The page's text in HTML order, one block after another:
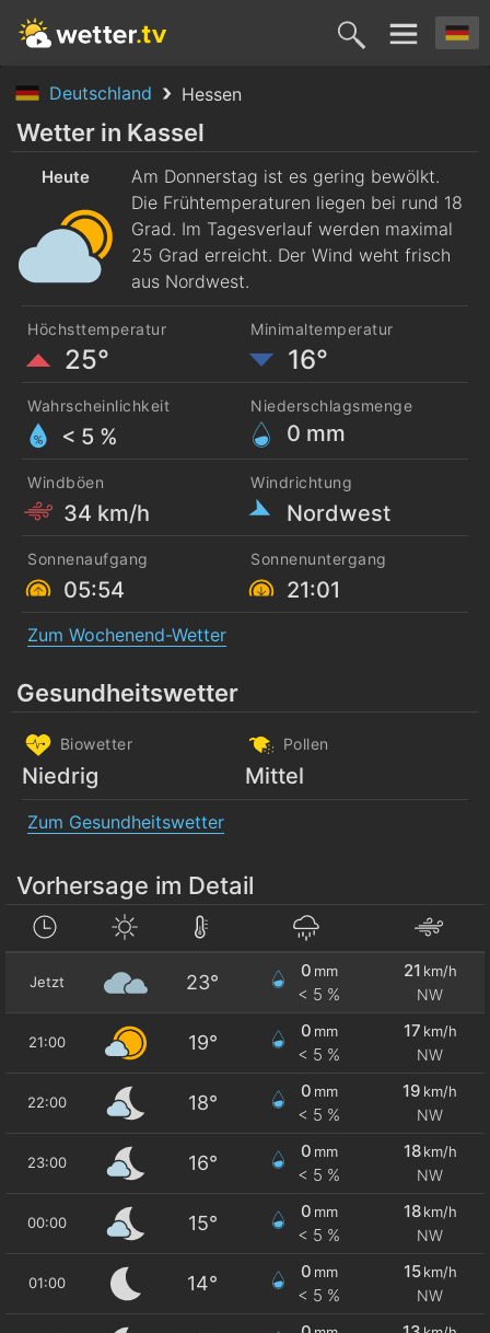
Deutschland Hessen
Heute
6. Aug.
Morgen
7. Aug. 8. Aug. 9. Aug. 10.
Wetter in Kassel
Heute
Am Donnerstag ist es gering bewölkt.
Die Frühtemperaturen liegen bei rund 18
Grad. Im Tagesverlauf werden maximal
25 Grad erreicht. Der Wind weht frisch
aus Nordwest.
Höchsttemperatur
25°
Minimaltemperatur
16°
Wahrscheinlichkeit
< 5 %
Niederschlagsmenge
0 mm
Windböen
34 km/h
Windrichtung
Nordwest
Sonnenaufgang
05:54
Sonnenuntergang
21:01
Zum Wochenend-Wetter
Gesundheitswetter
Biowetter
Niedrig
Pollen
Mittel
Zum Gesundheitswetter
Vorhersage im Detail
Jetzt 23°
0 mm
< 5 %
21 km/h
NW
21:00 19°
0 mm
< 5 %
17 km/h
NW
22:00 18°
0 mm
< 5 %
19 km/h
NW
23:00 16°
0 mm
< 5 %
18 km/h
NW
00:00 15°
0 mm
< 5 %
18 km/h
NW
01:00 14°
0 mm
< 5 %
15 km/h
NW